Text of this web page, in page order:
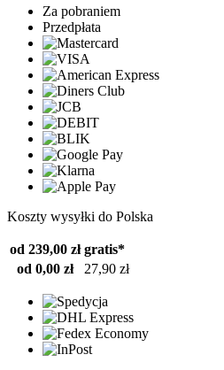
Za pobraniem
Przedpłata
Koszty wysyłki do Polska
od 239,00 zł gratis*
od 0,00 zł
27,90 zł